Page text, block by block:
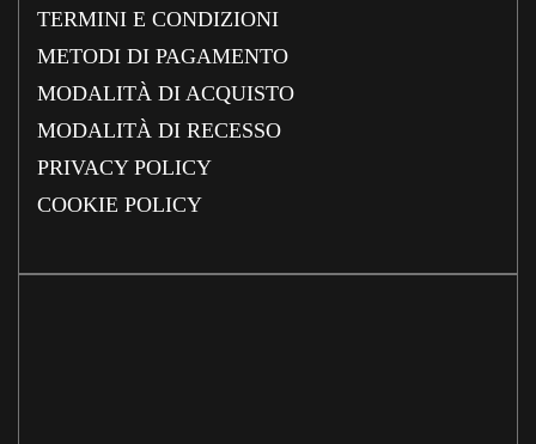
TERMINI E CONDIZIONI
METODI DI PAGAMENTO
MODALITÀ DI ACQUISTO
MODALITÀ DI RECESSO
PRIVACY POLICY
COOKIE POLICY